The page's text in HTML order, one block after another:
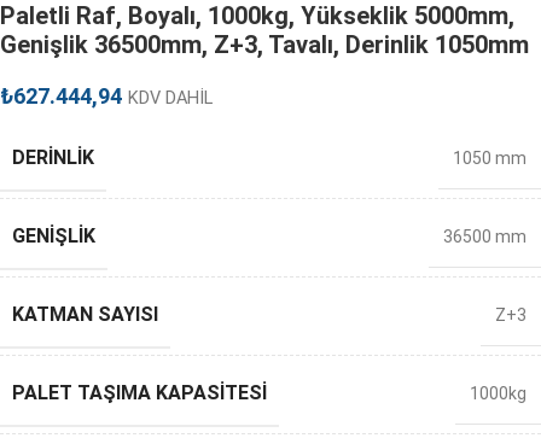
Paletli Raf, Boyalı, 1000kg, Yükseklik 5000mm,
Genişlik 36500mm, Z+3, Tavalı, Derinlik 1050mm
₺627.444,94 KDV DAHİL
DERINLIK 1050 mm
GENIŞLIK 36500 mm
KATMAN SAYISI Z+3
PALET TAŞIMA KAPASITESI 1000kg